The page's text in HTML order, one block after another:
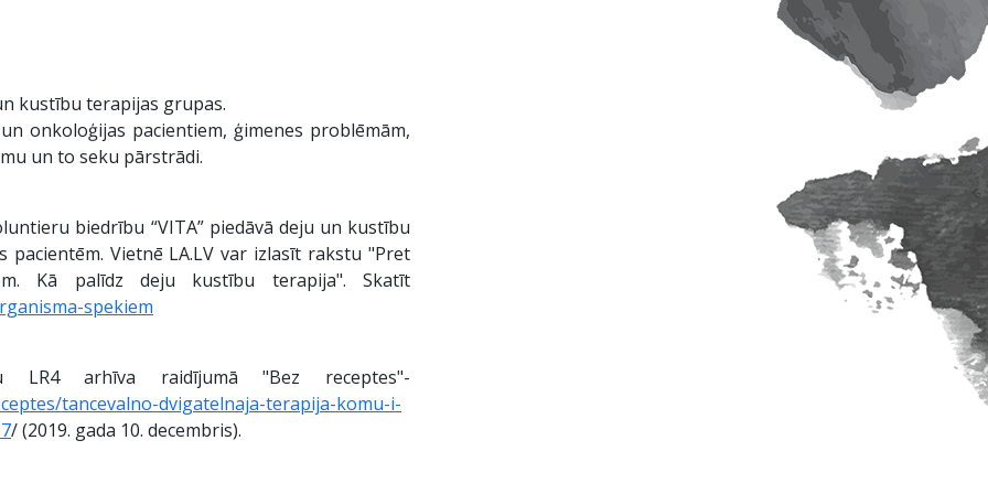
kustību terapijas grupas.
onkoloģijas pacientiem, ģimenes problēmām,
un to seku pārstrādi.
biedrību “VITA” piedāvā deju un kustību
Vietnē LA.LV var izlasīt rakstu "Pret
Kā palīdz deju kustību terapija". Skatīt
spekiem
LR4 arhīva raidījumā "Bez receptes"-
tancevalno-dvigatelnaja-terapija-komu-i-
/ (2019. gada 10. decembris).